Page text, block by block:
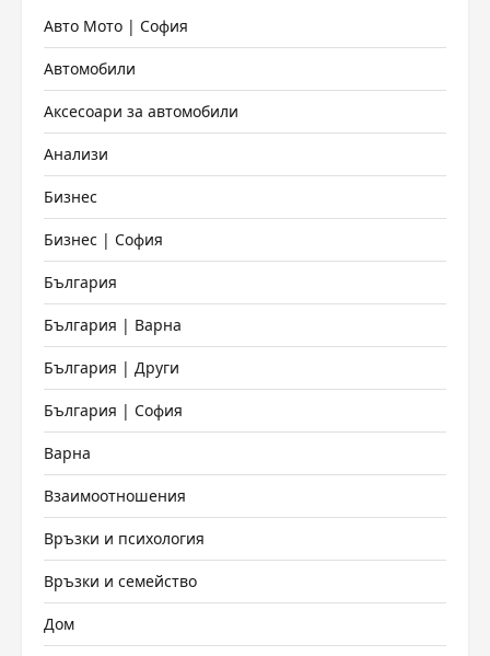
Авто Мото | София
Автомобили
Аксесоари за автомобили
Анализи
Бизнес
Бизнес | София
България
България | Варна
България | Други
България | София
Варна
Взаимоотношения
Връзки и психология
Връзки и семейство
Дом